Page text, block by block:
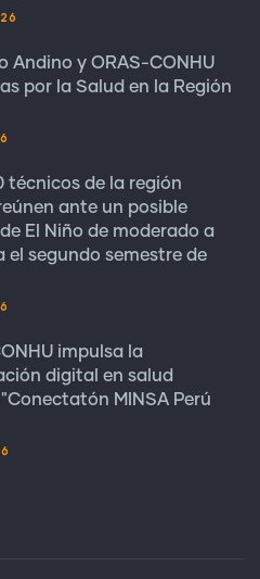
Andino y ORAS-CONHU
por la Salud en la Región
técnicos de la región
ante un posible
El Niño de moderado a
el segundo semestre de
impulsa la
digital en salud
MINSA Perú